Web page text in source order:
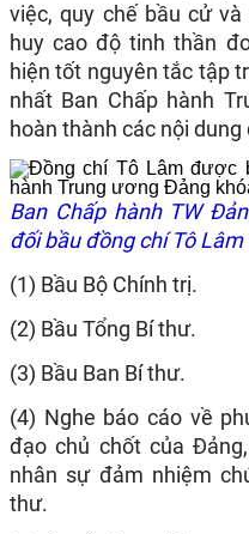
việc, quy chế bầu cử
huy cao độ tinh thần
hiện tốt nguyên tắc tập
nhất Ban Chấp hành
hoàn thành các nội
Ban Chấp hành TW
đối bầu đồng chí Tô
(1) Bầu Bộ Chính trị.
(2) Bầu Tổng Bí thư.
(3) Bầu Ban Bí thư.
(4) Nghe báo cáo về
đạo chủ chốt của
nhân sự đảm nhiệm
thư.